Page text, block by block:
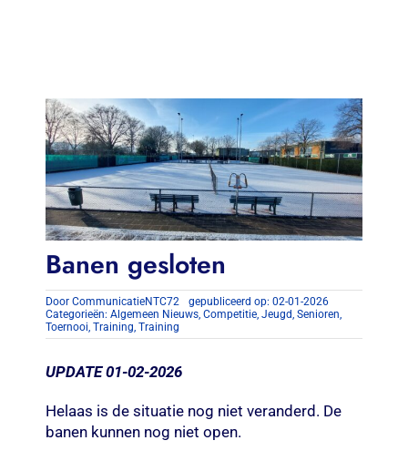
naar:
Banen gesloten
Door CommunicatieNTC72
gepubliceerd op: 02-01-2026
Categorieën: Algemeen Nieuws, Competitie, Jeugd, Senioren,
Toernooi, Training, Training
UPDATE01-02-2026
Helaas is de situatie nog niet veranderd. De
banen kunnen nog niet open.